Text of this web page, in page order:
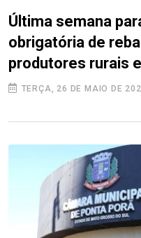
Última semana
obrigatória de
produtores rurais
TERÇA, 26 DE MAIO DE